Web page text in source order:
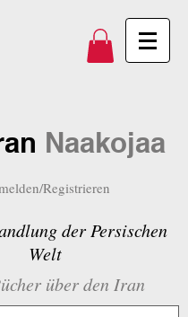
Naakojaa
Registrieren
der Persischen
Welt
über den Iran